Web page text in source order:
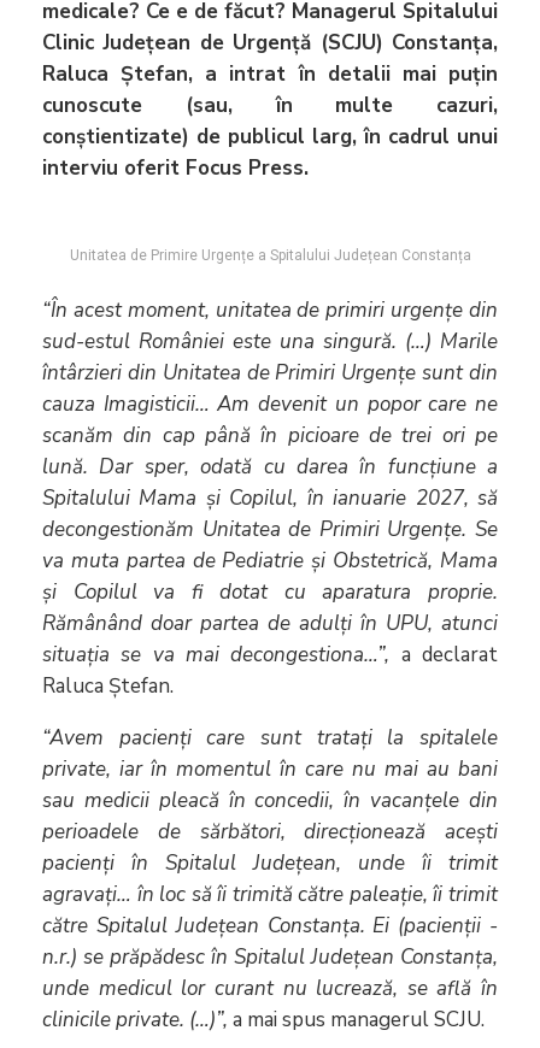
medicale? Ce e de făcut? Managerul Spitalului
Clinic Județean de Urgență (SCJU) Constanța,
Raluca Ștefan, a intrat în detalii mai puțin
cunoscute (sau, în multe cazuri,
conștientizate) de publicul larg, în cadrul unui
interviu oferit Focus Press.
Unitatea de Primire Urgențe a Spitalului Județean Constanța
“În acest moment, unitatea de primiri urgențe din
sud-estul României este una singură. (…) Marile
întârzieri din Unitatea de Primiri Urgențe sunt din
cauza Imagisticii… Am devenit un popor care ne
scanăm din cap până în picioare de trei ori pe
lună. Dar sper, odată cu darea în funcțiune a
Spitalului Mama și Copilul, în ianuarie 2027, să
decongestionăm Unitatea de Primiri Urgențe. Se
va muta partea de Pediatrie și Obstetrică, Mama
și Copilul va fi dotat cu aparatura proprie.
Rămânând doar partea de adulți în UPU, atunci
situația se va mai decongestiona…”, a declarat
Raluca Ștefan.
“Avem pacienți care sunt tratați la spitalele
private, iar în momentul în care nu mai au bani
sau medicii pleacă în concedii, în vacanțele din
perioadele de sărbători, direcționează acești
pacienți în Spitalul Județean, unde îi trimit
agravați… în loc să îi trimită către paleație, îi trimit
către Spitalul Județean Constanța. Ei (pacienții -
n.r.) se prăpădesc în Spitalul Județean Constanța,
unde medicul lor curant nu lucrează, se află în
clinicile private. (…)”, a mai spus managerul SCJU.